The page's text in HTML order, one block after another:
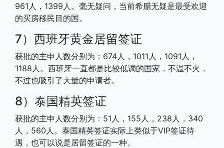
961人，1399人。毫无疑问，当前希腊无疑是最受欢迎
的买房移民目的国。
7）西班牙黄金居留签证
获批的主申人数分别为：674人，1011人，1091人，
1188人。西班牙一直都是比较低调的国家，不温不火，
不过也吸引了大量的申请者。
8）泰国精英签证
获批的主申人数分别为：51人，155人，238人，340
人，560人。泰国精英签证实际上类似于VIP签证待
遇，也可以说是居留签证的一种。